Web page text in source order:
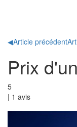
◀Article précédent
Prix
5
| 1 avis